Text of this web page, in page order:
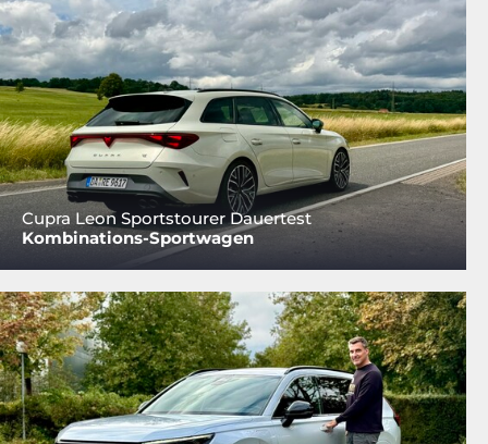
Cupra Leon Sportstourer Dauertest
Kombinations-Sportwagen